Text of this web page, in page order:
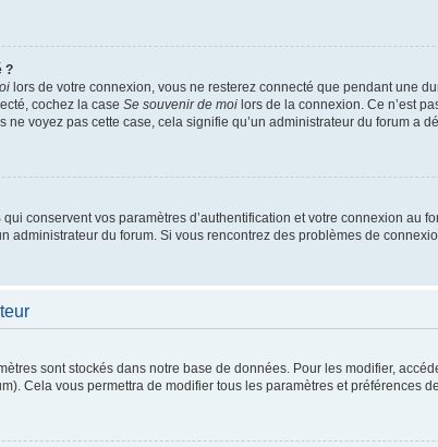
?
lors de votre connexion, vous ne resterez connecté que pendant une
cochez la case Se souvenir de moi lors de la connexion. Ce n’est
voyez pas cette case, cela signifie qu’un administrateur du forum a
conservent vos paramètres d’authentification et votre connexion au
administrateur du forum. Si vous rencontrez des problèmes de
sont stockés dans notre base de données. Pour les modifier,
Cela vous permettra de modifier tous les paramètres et préférences